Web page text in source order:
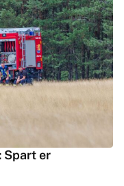
Spart er